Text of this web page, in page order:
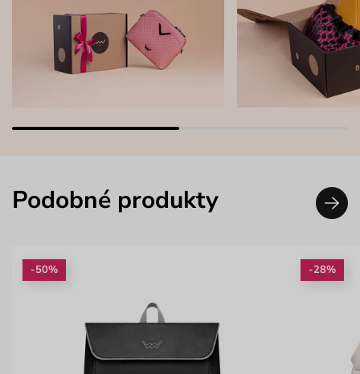
Podobné produkty
-50% -28%